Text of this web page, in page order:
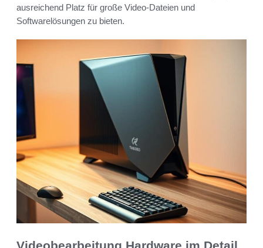
ausreichend Platz für große Video-Dateien und
Softwarelösungen zu bieten.